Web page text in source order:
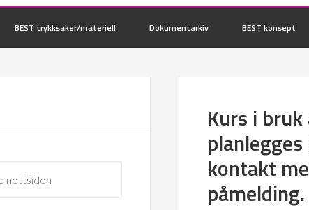
BEST trykksaker/materiell Dokumentarkiv BEST konsept
Kurs i
kontakt
påmelding.